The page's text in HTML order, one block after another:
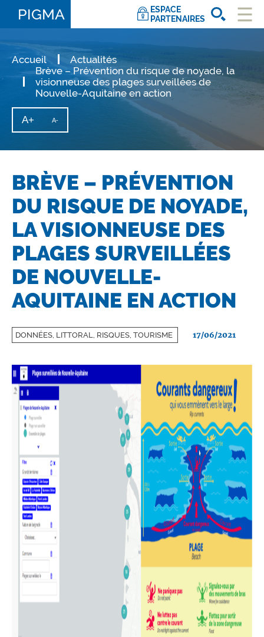
PIGMA
ESPACE
PARTENAIRES
Accueil
Actualités
Brève – Prévention du risque de noyade, la
visionneuse des plages surveillées de
Nouvelle-Aquitaine en action
A+ Augmenter
la
du
A-
taille
BRÈVE – PRÉVENTION
DU RISQUE DE NOYADE,
LA VISIONNEUSE DES
PLAGES SURVEILLÉES
DE NOUVELLE-
AQUITAINE EN ACTION
DONNÉES, LITTORAL, RISQUES, TOURISME 17/06/2021